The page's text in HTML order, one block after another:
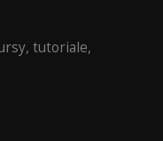
tutoriale,